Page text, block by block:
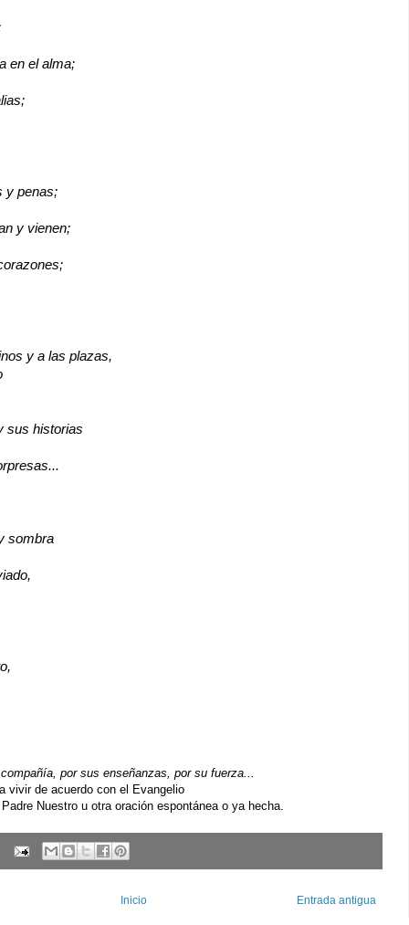
en el alma;
y penas;
y vienen;
y a las plazas,
sus historias
sombra
por sus enseñanzas, por su fuerza...
de acuerdo con el Evangelio
Nuestro u otra oración espontánea o ya hecha.
Entrada antigua
Inicio